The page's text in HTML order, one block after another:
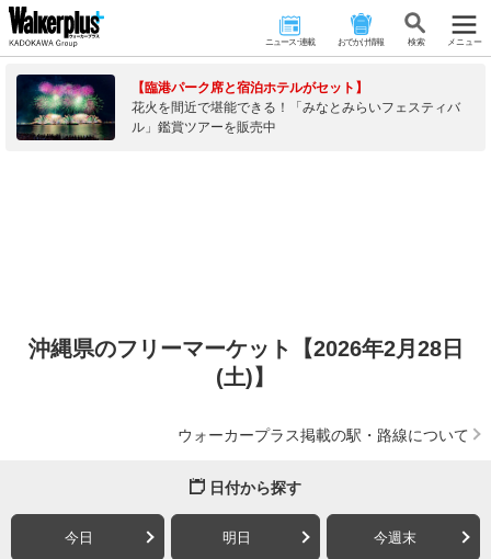
ニュース･連載 おでかけ情報 検 索 メニュー
【臨港パーク席と宿泊ホテルがセット】
花火を間近で堪能できる！「みなとみらいフェスティバ
ル」鑑賞ツアーを販売中
沖縄県のフリーマーケット【2026年2月28日
(土)】
ウォーカープラス掲載の駅・路線について
日付から探す
今日 明日 今週末